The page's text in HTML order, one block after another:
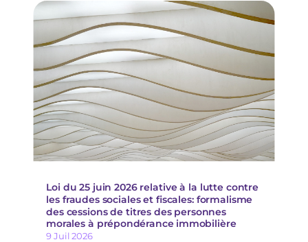
Loi du 25 juin 2026 relative à la lutte contre
les fraudes sociales et fiscales: formalisme
des cessions de titres des personnes
morales à prépondérance immobilière
9 Juil 2026